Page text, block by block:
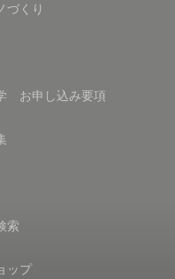
づくり
お申し込み要項
索
ップ